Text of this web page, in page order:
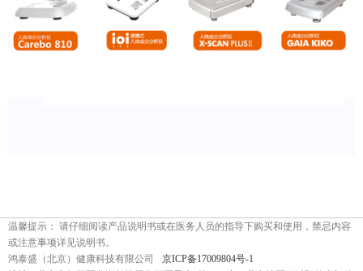
温馨提示： 请仔细阅读产品说明书或在医务人员的指导下购买和使用，禁忌内容
或注意事项详见说明书。
鸿泰盛（北京）健康科技有限公司
京ICP备17009804号-1